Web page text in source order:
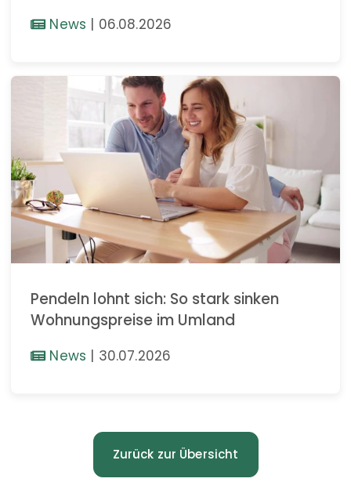
News | 06.08.2026
Pendeln lohnt sich: So stark sinken
Wohnungspreise im Umland
News | 30.07.2026
Zurück zur Übersicht